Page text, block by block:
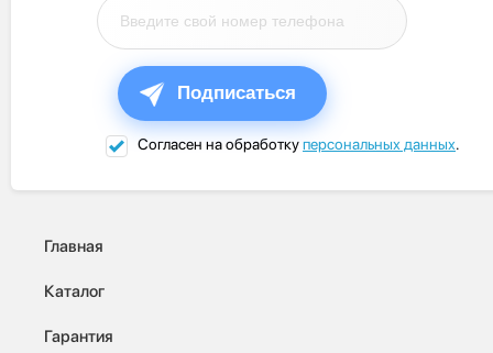
Подписаться
Согласен на обработкуперсональных данных.
Главная
Каталог
Гарантия